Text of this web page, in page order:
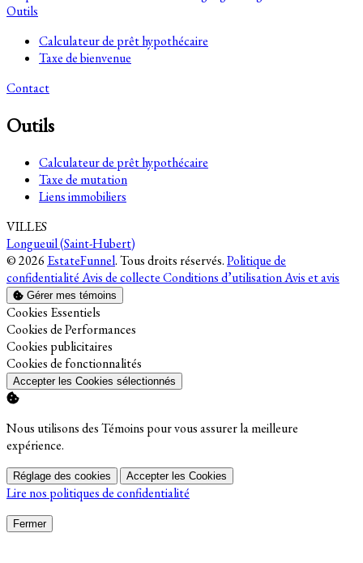
Outils
Calculateur de prêt hypothécaire
Taxe de bienvenue
Contact
Outils
Calculateur de prêt hypothécaire
Taxe de mutation
Liens immobiliers
VILLES
Longueuil (Saint-Hubert)
© 2026 EstateFunnel. Tous droits réservés.Politique de
confidentialitéAvis de collecteConditions d’utilisationAvis et avis
Gérer mes témoins
Activer
Cookies Essentiels
Activer
Cookies de Performances
Activer
Cookies publicitaires
Activer
Cookies de fonctionnalités
Accepter les Cookies sélectionnés
Nous utilisons des Témoins pour vous assurer la meilleure
expérience.
Réglage des cookies Accepter les Cookies
Lire nos politiques de confidentialité
Fermer